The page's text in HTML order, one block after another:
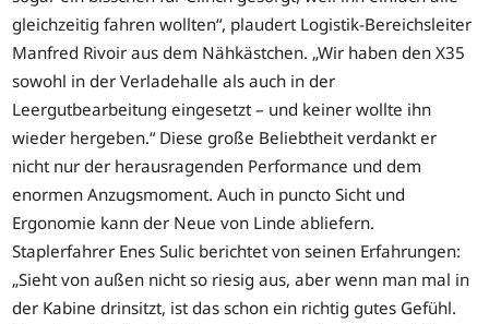
gleichzeitig fahren wollten“, plaudert Logistik-Bereichsleiter
Manfred Rivoir aus dem Nähkästchen. „Wir haben den X35
sowohl in der Verladehalle als auch in der
Leergutbearbeitung eingesetzt – und keiner wollte ihn
wieder hergeben.“ Diese große Beliebtheit verdankt er
nicht nur der herausragenden Performance und dem
enormen Anzugsmoment. Auch in puncto Sicht und
Ergonomie kann der Neue von Linde abliefern.
Staplerfahrer Enes Sulic berichtet von seinen Erfahrungen:
„Sieht von außen nicht so riesig aus, aber wenn man mal in
der Kabine drinsitzt, ist das schon ein richtig gutes Gefühl.